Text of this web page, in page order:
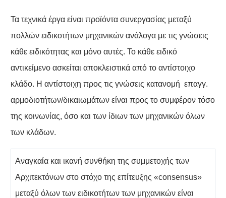
Τα τεχνικά έργα είναι προϊόντα συνεργασίας μεταξύ
πολλών ειδικοτήτων μηχανικών ανάλογα με τις γνώσεις
κάθε ειδικότητας και μόνο αυτές. Το κάθε ειδικό
αντικείμενο ασκείται αποκλειστικά από το αντίστοιχο
κλάδο. Η αντίστοιχη προς τις γνώσεις κατανομή επαγγ.
αρμοδιοτήτων/δικαιωμάτων είναι προς το συμφέρον τόσο
της κοινωνίας, όσο και των ίδιων των μηχανικών όλων
των κλάδων.
Αναγκαία και ικανή συνθήκη της συμμετοχής των
Αρχιτεκτόνων στο στόχο της επίτευξης «consensus»
μεταξύ όλων των ειδικοτήτων των μηχανικών είναι